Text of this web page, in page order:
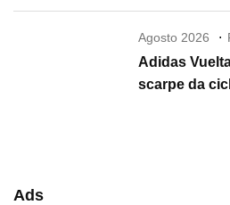
Agosto 2026
Adidas
scarpe da
Ads